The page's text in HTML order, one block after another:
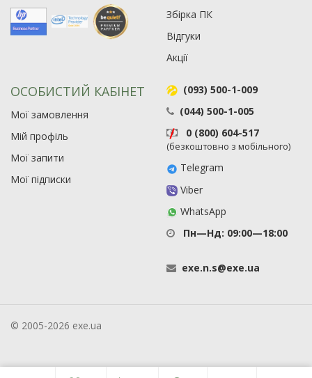
Збірка ПК
Відгуки
Акції
ОСОБИСТИЙ КАБІНЕТ
Мої замовлення
Мій профіль
Мої запити
Мої підписки
(093) 500-1-009
(044) 500-1-005
0 (800) 604-517
(безкоштовно з мобільного)
Telegram
Viber
WhatsApp
Пн—Нд: 09:00—18:00
exe.n.s@exe.ua
© 2005-2026 exe.ua